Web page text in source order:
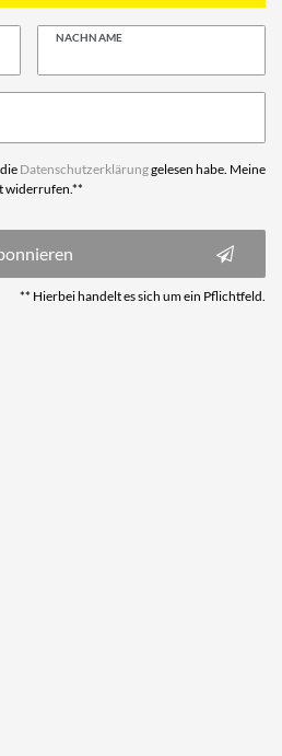
NACHNAME
Daten­schutz­erklärunggelesen habe. Meine
widerrufen.**
** Hierbei handelt es sich um ein Pflichtfeld.